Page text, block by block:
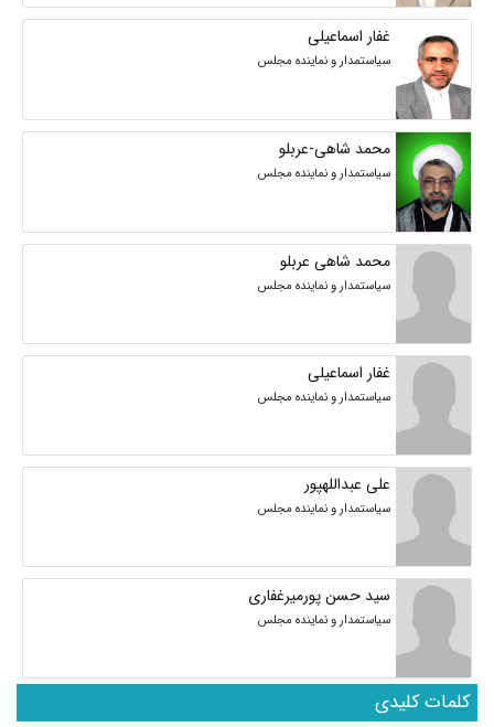
غفار اسماعیلی
سیاستمدار و نماینده مجلس
محمد شاهی-عربلو
سیاستمدار و نماینده مجلس
محمد شاهی عربلو
سیاستمدار و نماینده مجلس
غفار اسماعیلی
سیاستمدار و نماینده مجلس
علی عبداللهپور
سیاستمدار و نماینده مجلس
سید حسن پورمیرغفاری
سیاستمدار و نماینده مجلس
کلمات کلیدی